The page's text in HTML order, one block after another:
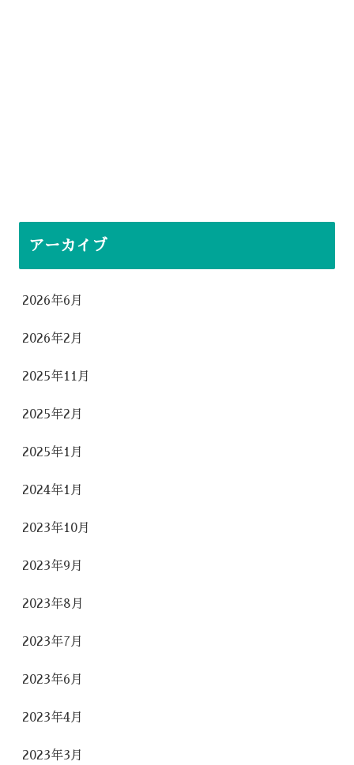
アーカイブ
2026年6月
2026年2月
2025年11月
2025年2月
2025年1月
2024年1月
2023年10月
2023年9月
2023年8月
2023年7月
2023年6月
2023年4月
2023年3月